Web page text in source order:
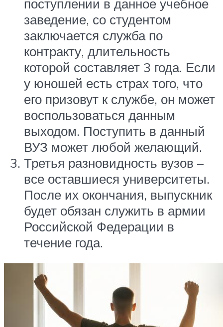
поступлении в данное учебное
заведение, со студентом
заключается служба по
контракту, длительность
которой составляет 3 года. Если
у юношей есть страх того, что
его призовут к службе, он может
воспользоваться данным
выходом. Поступить в данный
ВУЗ может любой желающий.
Третья разновидность вузов –
все оставшиеся университеты.
После их окончания, выпускник
будет обязан служить в армии
Российской Федерации в
течение года.